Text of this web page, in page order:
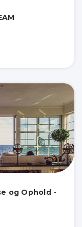
og Ophold -